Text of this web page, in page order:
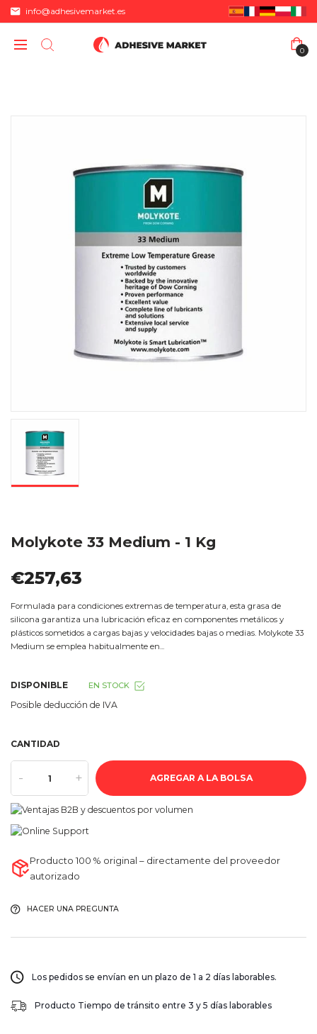
info@adhesivemarket.es
0
Molykote 33 Medium - 1 Kg
€257,63
Formulada para condiciones extremas de temperatura, esta grasa de
silicona garantiza una lubricación eficaz en componentes metálicos y
plásticos sometidos a cargas bajas y velocidades bajas o medias. Molykote 33
Medium se emplea habitualmente en...
DISPONIBLE EN STOCK
Posible deducción de IVA
CANTIDAD
- + AGREGAR A LA BOLSA
Producto 100 % original – directamente del proveedor
autorizado
HACER UNA PREGUNTA
Los pedidos se envían en un plazo de 1 a 2 días laborables.
Producto Tiempo de tránsito entre 3 y 5 días laborables